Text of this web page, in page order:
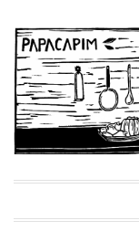
para
conteúdo